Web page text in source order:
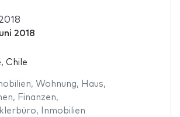
2018
Chile
, Wohnung, Haus,
, Finanzen,
, Inmobilien